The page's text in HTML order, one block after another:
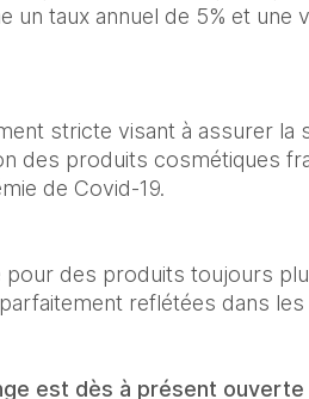
un taux annuel de 5% et une
stricte visant à assurer
des produits cosmétiques
de Covid-19.
des produits toujours
reflétées dans
est dès à présent